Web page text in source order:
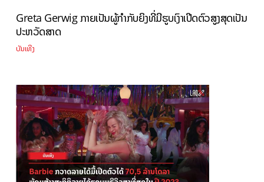
Greta Gerwig ກາຍເປັນຜູ້ກຳກັບຍິງທີ່ມີຮູບເງົາເປີດຕົວສູງສຸດເປັນ
ປະຫວັດສາດ
ບັນເທີງ